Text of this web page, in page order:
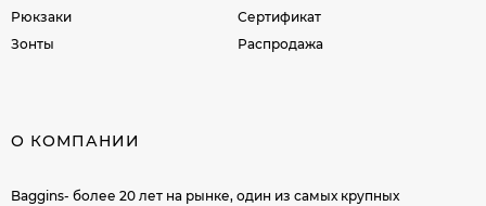
Рюкзаки
Зонты
Сертификат
Распродажа
О КОМПАНИИ
Baggins- более 20 лет на рынке, один из самых крупных